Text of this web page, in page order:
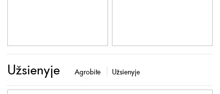
Užsienyje Agrobitė Užsienyje